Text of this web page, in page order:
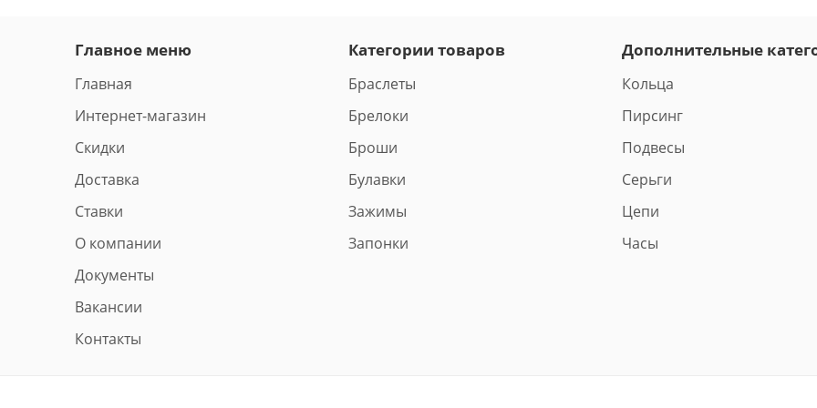
Главное меню
Главная
Интернет-магазин
Скидки
Доставка
Ставки
О компании
Документы
Вакансии
Контакты
Категории товаров
Браслеты
Брелоки
Броши
Булавки
Зажимы
Запонки
Дополнительные
Кольца
Пирсинг
Подвесы
Серьги
Цепи
Часы